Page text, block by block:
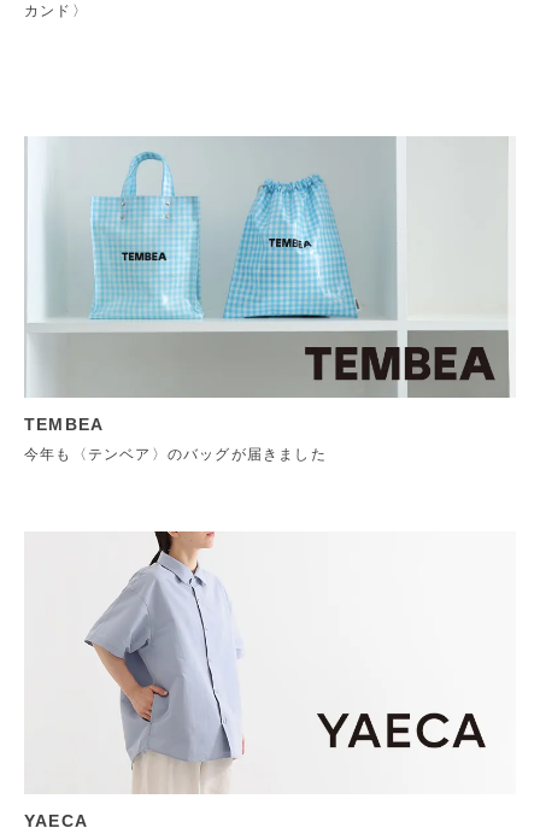
カンド〉
TEMBEA
今年も〈テンベア〉のバッグが届きました
YAECA